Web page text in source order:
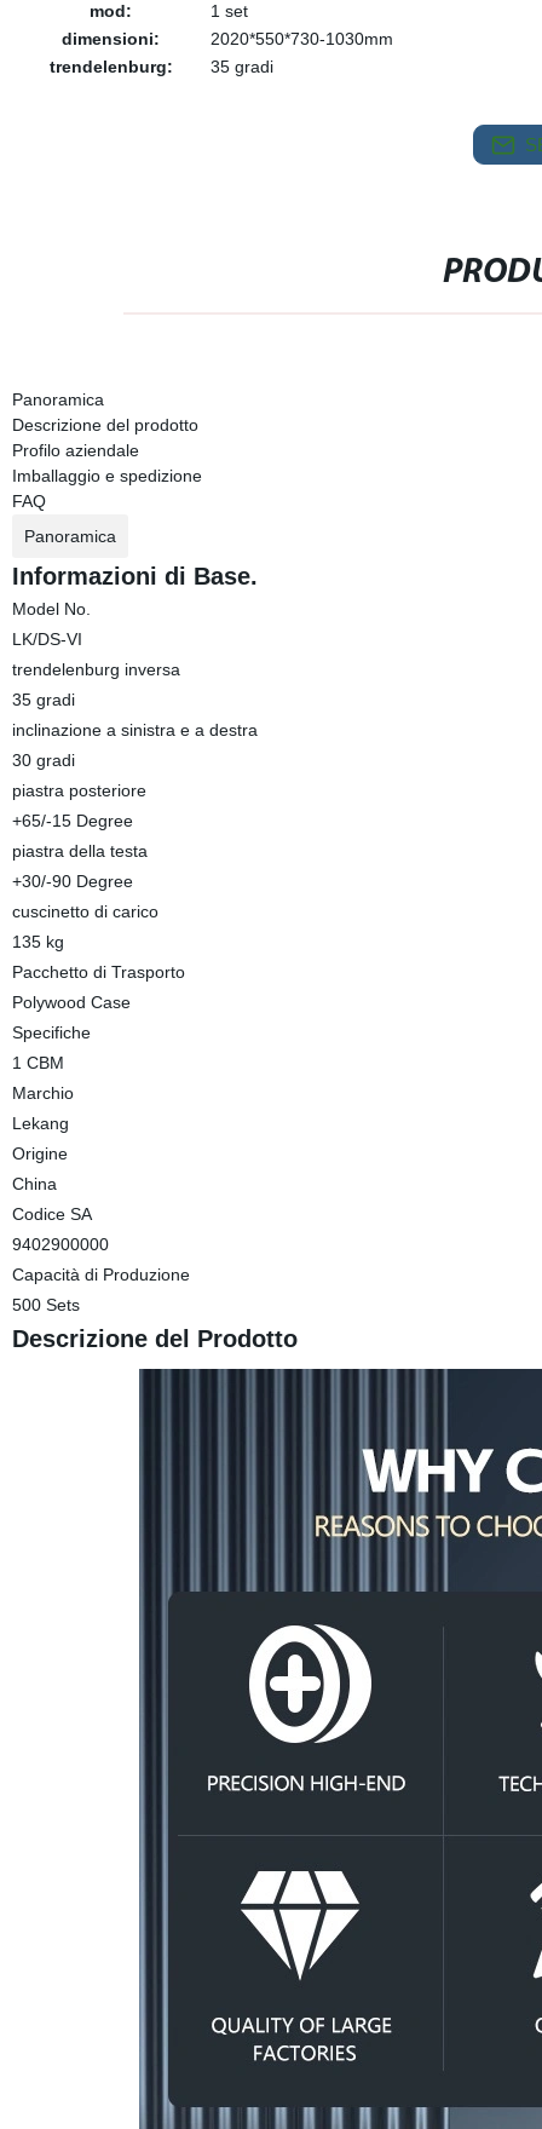
mod:
1 set
dimensioni:
2020*550*730-1030mm
trendelenburg:
35 gradi
Panoramica
Descrizione del prodotto
Profilo aziendale
Imballaggio e spedizione
FAQ
Panoramica
Informazioni di Base.
Model No.
LK/DS-VI
trendelenburg inversa
35 gradi
inclinazione a sinistra e a destra
30 gradi
piastra posteriore
+65/-15 Degree
piastra della testa
+30/-90 Degree
cuscinetto di carico
135 kg
Pacchetto di Trasporto
Polywood Case
Specifiche
1 CBM
Marchio
Lekang
Origine
China
Codice SA
9402900000
Capacità di Produzione
500 Sets
Descrizione del Prodotto